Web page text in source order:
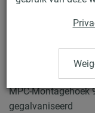
MPC-Montagehoek
gegalvaniseerd